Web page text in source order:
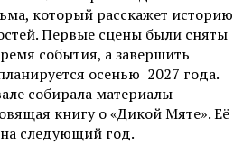
который расскажет историю
Первые сцены были сняты
события, а завершить
осенью 2027 года.
собирала материалы
книгу о «Дикой Мяте». Её
следующий год.